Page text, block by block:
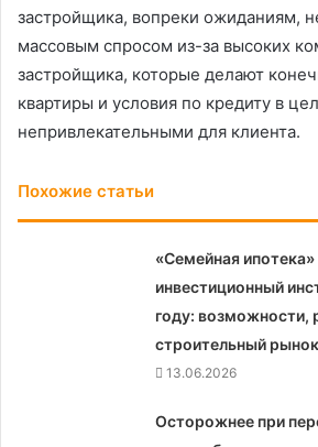
застройщика, вопреки ожиданиям,
массовым спросом из-за высоких
застройщика, которые делают
квартиры и условия по кредиту в
непривлекательными для клиента.
Похожие статьи
«Семейная ипотека»
инвестиционный
году: возможности,
строительный рынок
13.06.2026
Осторожнее при